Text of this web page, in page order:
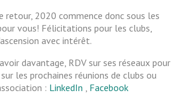
retour, 2020 commence donc sous les
vous! Félicitations pour les clubs,
avec intérêt.
davantage, RDV sur ses réseaux pour
les prochaines réunions de clubs ou
: LinkedIn , Facebook